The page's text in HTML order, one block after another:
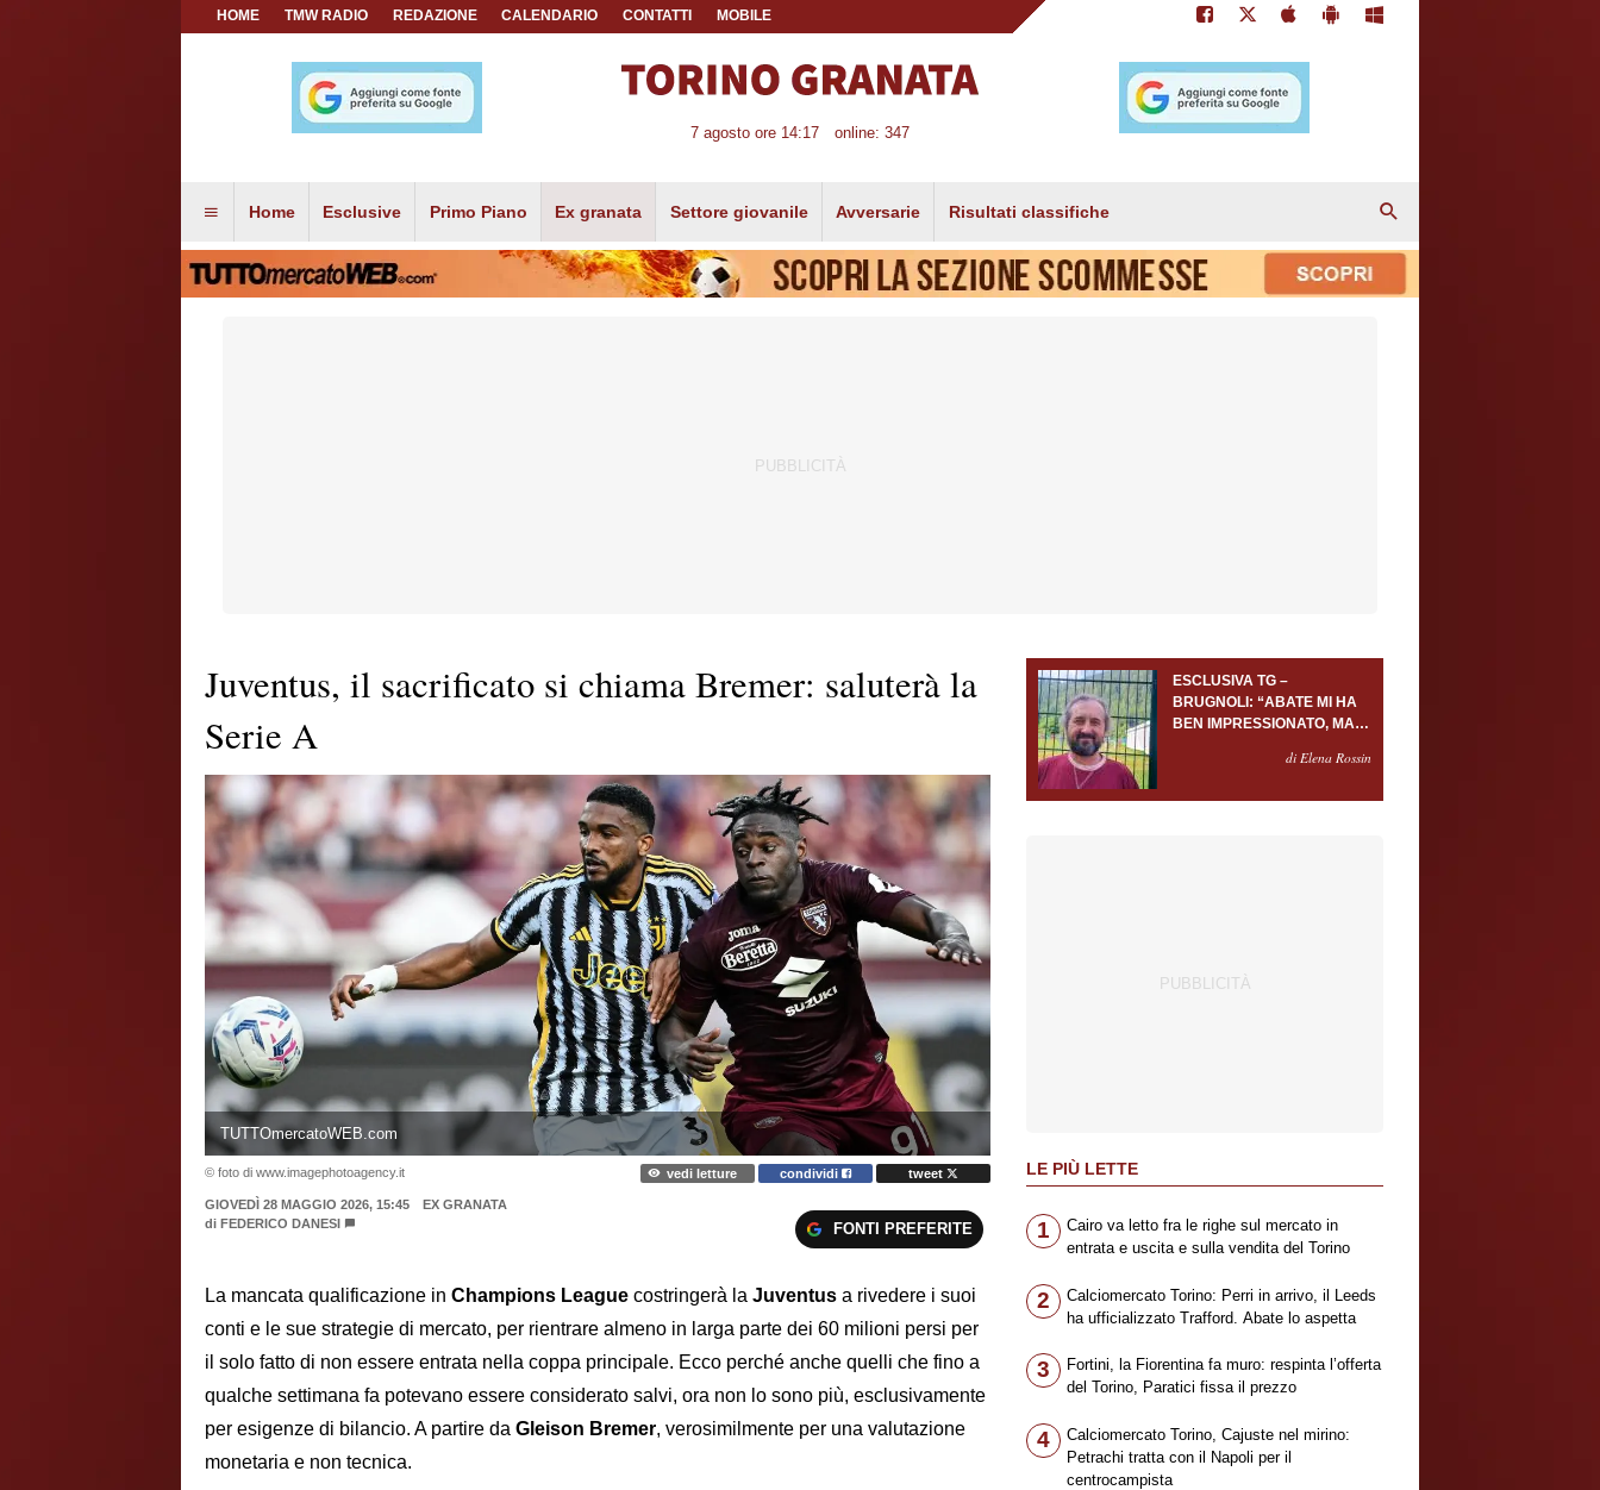
HOME TMW RADIO REDAZIONE CALENDARIO CONTATTI MOBILE
7 agosto ore 14:17 online: 347
Home Esclusive Primo Piano Ex granata Settore giovanile Avversarie Risultati classifiche
Juventus, il sacrificato si chiama Bremer: saluterà la
Serie A
TUTTOmercatoWEB.com
© foto di www.imagephotoagency.it vedi letture condividi tweet
GIOVEDÌ 28 MAGGIO 2026, 15:45
EX GRANATA
di FEDERICO DANESI FONTI PREFERITE
La mancata qualificazione in Champions League costringerà la Juventus a rivedere i suoi
conti e le sue strategie di mercato, per rientrare almeno in larga parte dei 60 milioni persi per
il solo fatto di non essere entrata nella coppa principale. Ecco perché anche quelli che fino a
qualche settimana fa potevano essere considerato salvi, ora non lo sono più, esclusivamente
per esigenze di bilancio. A partire da Gleison Bremer, verosimilmente per una valutazione
monetaria e non tecnica.
ESCLUSIVA TG –
BRUGNOLI: “ABATE MI HA
BEN IMPRESSIONATO, MA
PORTIERE SERVONOdi Elena Rossin
LE PIÙ LETTE
1
Cairo va letto fra le righe sul mercato in
entrata e uscita e sulla vendita del Torino
2
Calciomercato Torino: Perri in arrivo, il Leeds
ha ufficializzato Trafford. Abate lo aspetta
3
Fortini, la Fiorentina fa muro: respinta l’offerta
del Torino, Paratici fissa il prezzo
4
Calciomercato Torino, Cajuste nel mirino:
Petrachi tratta con il Napoli per il
centrocampista